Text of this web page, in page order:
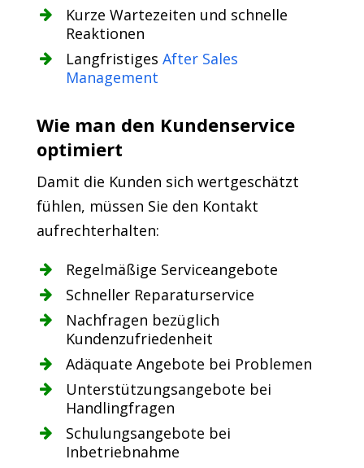
Kurze Wartezeiten und schnelle
Reaktionen
Langfristiges After Sales
Management
Wie man den Kundenservice
optimiert
Damit die Kunden sich wertgeschätzt
fühlen, müssen Sie den Kontakt
aufrechterhalten:
Regelmäßige Serviceangebote
Schneller Reparaturservice
Nachfragen bezüglich
Kundenzufriedenheit
Adäquate Angebote bei Problemen
Unterstützungsangebote bei
Handlingfragen
Schulungsangebote bei
Inbetriebnahme